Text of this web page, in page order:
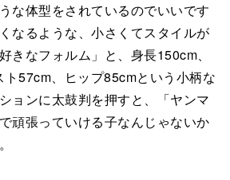
な体型をされているのでいいです
なるような、小さくてスタイルが
きなフォルム」と、身長150cm、
57cm、ヒップ85cmという小柄な
ョンに太鼓判を押すと、「ヤンマ
頑張っていける子なんじゃないか